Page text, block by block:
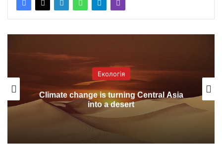
Екологія
Climate change is turning Central Asia
into a desert